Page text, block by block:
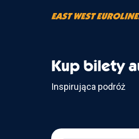
Kup bilety
Inspirująca podróż